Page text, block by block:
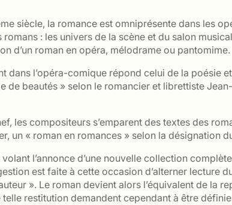
siècle, la romance est omniprésente dans les
: les univers de la scène et du salon
d’un roman en opéra, mélodrame ou pantomime.
dans l’opéra-comique répond celui de la poésie
de beautés » selon le romancier et librettiste
les compositeurs s’emparent des textes des
un « roman en romances » selon la désignation
l’annonce d’une nouvelle collection
est faite à cette occasion d’alterner lecture
». Le roman devient alors l’équivalent de la
telle restitution demandent cependant à être